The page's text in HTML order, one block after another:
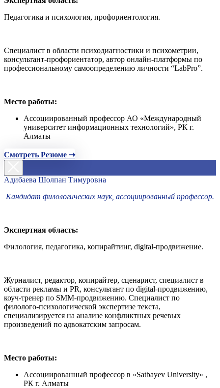
Педагогика и психология, профориентология.
Специалист в области психодиагностики и психометрии,
консультант-профориентатор, автор онлайн-платформы по
профессиональному самоопределению личности “LabPro”.
Место работы:
Ассоциированный профессор АО «Международный
университет информационных технологий», РК г.
Алматы
Смотреть Резюме ➝
Адибаева Шолпан Тимуровна
Кандидат филологических наук, ассоциированный профессор.
Экспертная область:
Филология, педагогика, копирайтинг, digital-продвижение.
Журналист, редактор, копирайтер, сценарист, специалист в
области рекламы и PR, консультант по digital-продвижению,
коуч-тренер по SMM-продвижению. Специалист по
филолого-психологической экспертизе текста,
специализируется на анализе конфликтных речевых
произведений по адвокатским запросам.
Место работы:
Ассоциированный профессор в «Satbayev University» ,
РК г. Алматы